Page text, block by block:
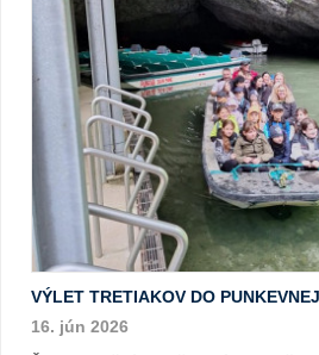
VÝLET TRETIAKOV DO
16. jún 2026